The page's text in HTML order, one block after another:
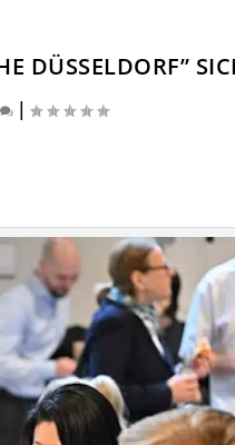
DÜSSELDORF”
|